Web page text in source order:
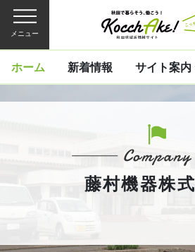
メニュー
ホーム 新着情報 サイト案内
藤村機器株